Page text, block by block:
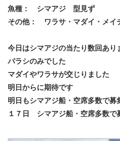
魚種： シマアジ 型見ず
その他： ワラサ・マダイ・メイ
今日はシマアジの当たり数回あり
バラシのみでした
マダイやワラサが交じりました
明日からに期待です
明日もシマアジ船・空席多数で募
１７日 シマアジ船・空席多数で